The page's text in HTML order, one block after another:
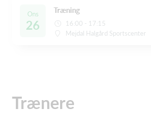
Ons
26
Træning
16:00 - 17:15
Mejdal Halgård Sportscenter
Trænere